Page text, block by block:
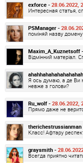
exforce - 28.06.2022,
Интересная статья,
PSManager -
поміняй назву домену
Maxim_A_Kuznetsoff -
Відмінний матеріал.
Я ось думаю, а де Ви
невже з голови?
Ru_wolf - 28.06.2022,
Прямо даже не
therichestrussianman
Класс! Афтару
graysmith -
Всегда приятно